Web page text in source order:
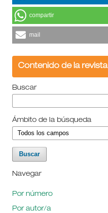
compartir
mail
Contenido de la revista
Buscar
Ámbito de la búsqueda
Navegar
Por número
Por autor/a